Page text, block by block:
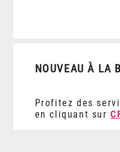
NOUVEAU À LA
Profitez des
en cliquant sur